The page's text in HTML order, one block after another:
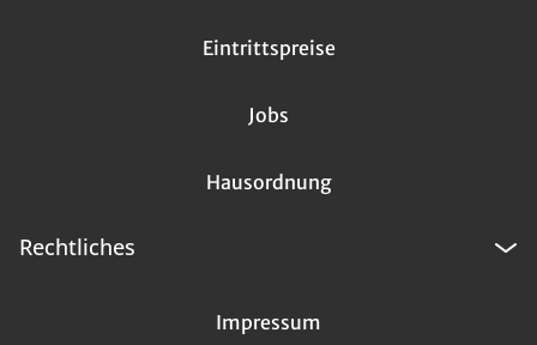
Eintrittspreise
Jobs
Hausordnung
Rechtliches
Impressum